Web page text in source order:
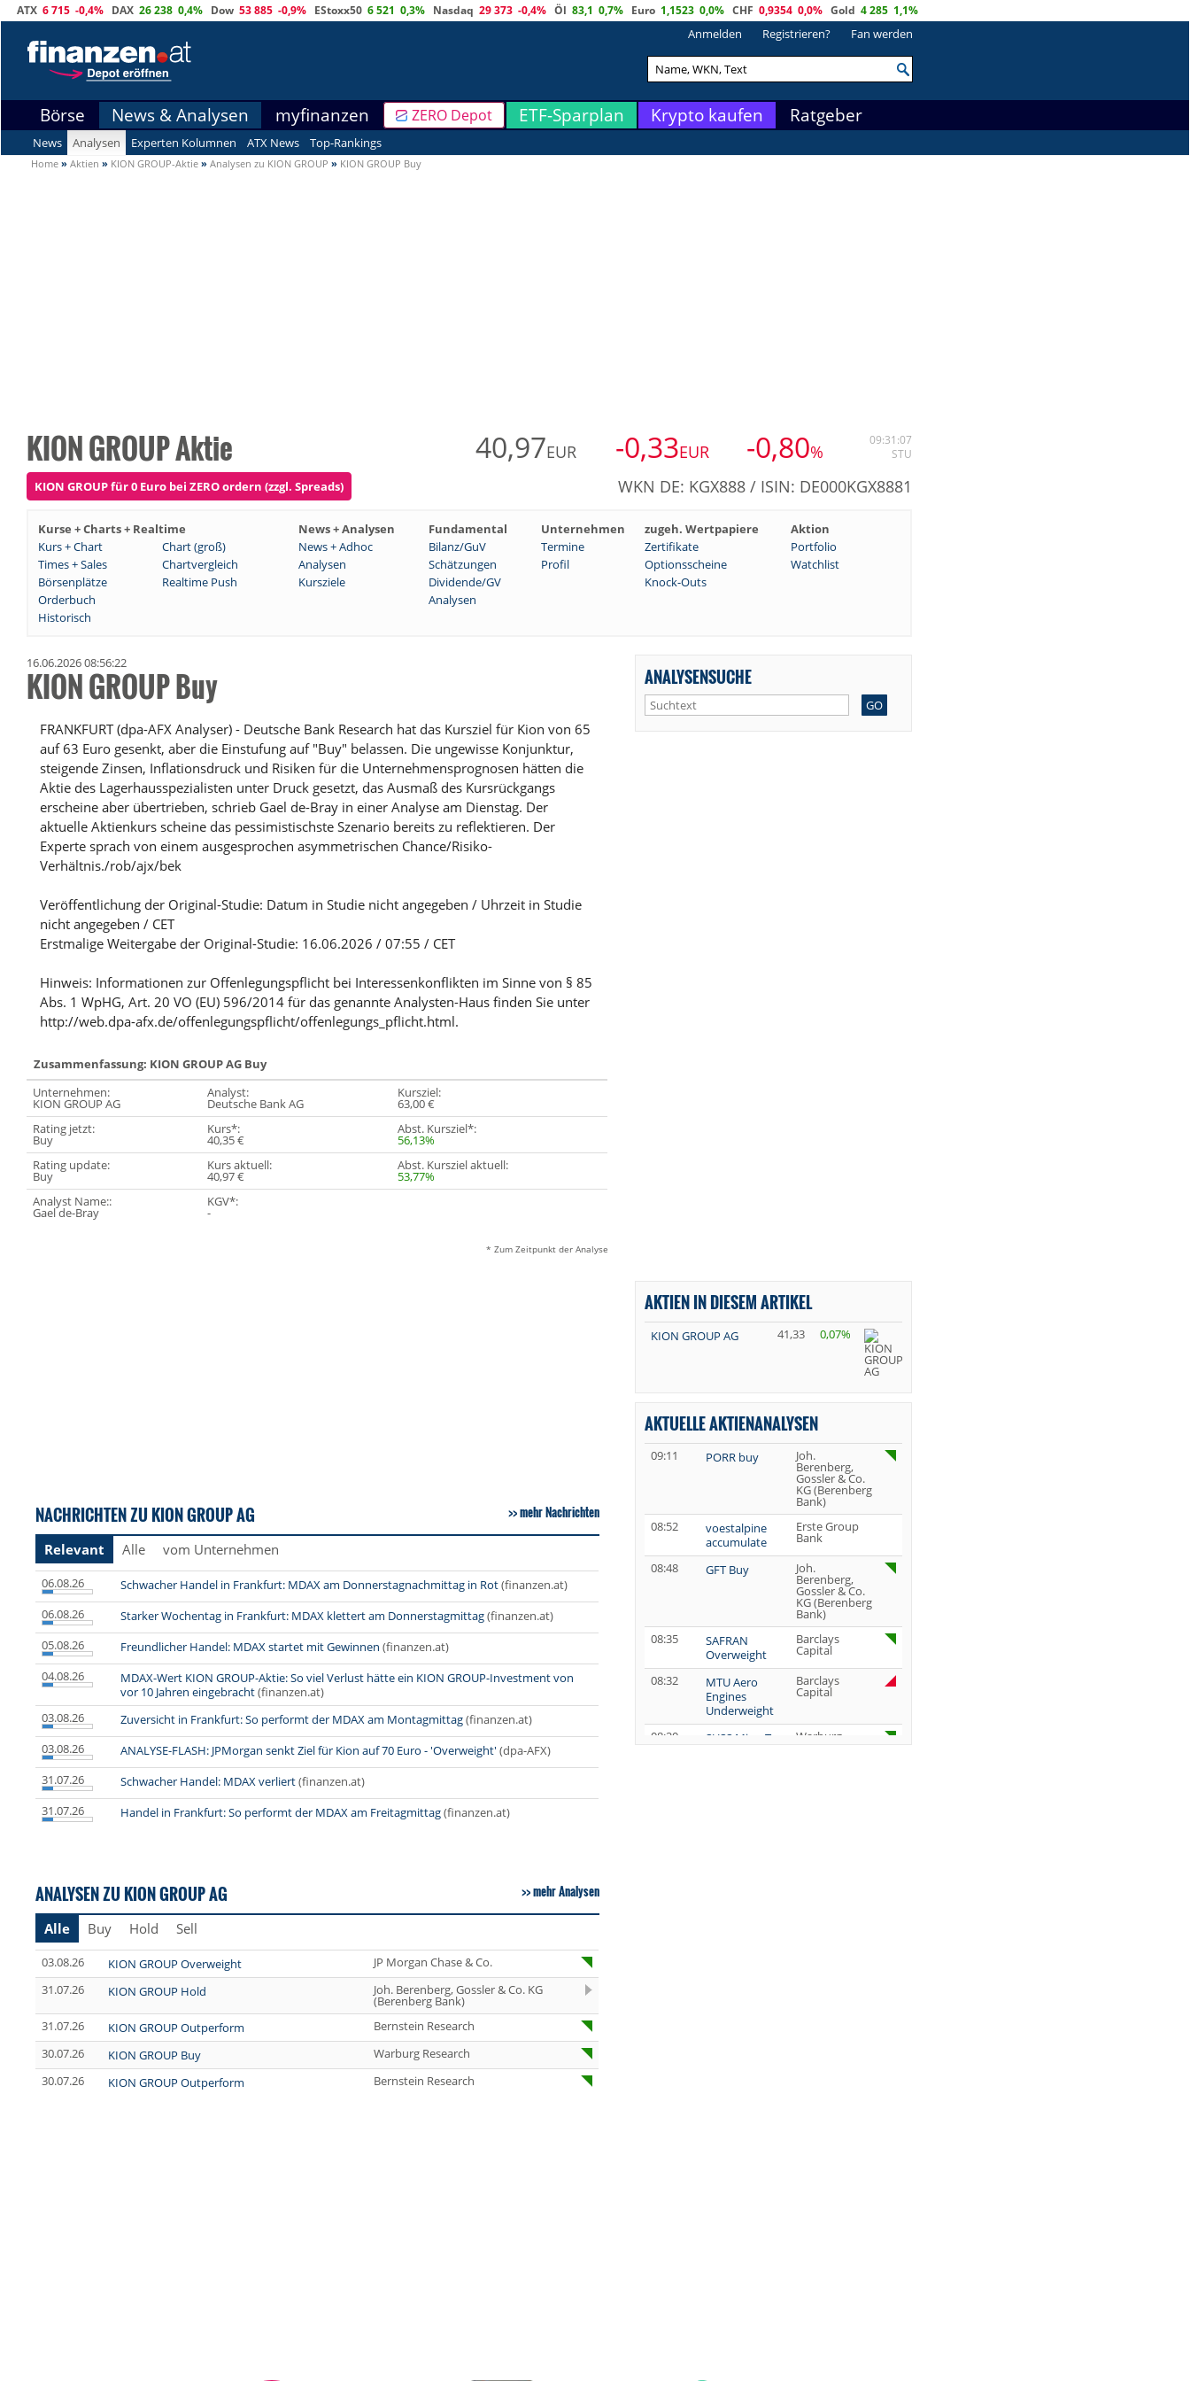
ATX 6 715 -0,4% DAX 26 238 0,4% Dow 53 885 -0,9% EStoxx50 6 521 0,3% Nasdaq 29 373 -0,4% Öl 83,1 0,7% Euro 1,1523 0,0% CHF 0,9354 0,0% Gold 4 285 1,1%
Anmelden Registrieren? Fan werden
Börse News & Analysen myfinanzen ZERO Depot ETF-Sparplan Krypto kaufen Ratgeber
News Analysen Experten Kolumnen ATX News Top-Rankings
Home » Aktien » KION GROUP-Aktie » Analysen zu KION GROUP » KION GROUP Buy
KION GROUP Aktie 40,97EUR -0,33EUR -0,80%
09:31:07
STU
KION GROUP für 0 Euro bei ZERO ordern (zzgl. Spreads) WKN DE: KGX888 / ISIN: DE000KGX8881
Kurse + Charts + Realtime News + Analysen Fundamental Unternehmen zugeh. Wertpapiere
Aktion
Kurs + Chart
Chart (groß) News + Adhoc Bilanz/GuV Termine Zertifikate
Portfolio
Times + Sales
Chartvergleich Analysen Schätzungen Profil Optionsscheine
Watchlist
Börsenplätze
Realtime Push Kursziele Dividende/GV
Knock-Outs
Orderbuch
Analysen
Historisch
16.06.2026 08:56:22
KION GROUP Buy
FRANKFURT (dpa-AFX Analyser) - Deutsche Bank Research hat das Kursziel für Kion von 65
auf 63 Euro gesenkt, aber die Einstufung auf "Buy" belassen. Die ungewisse Konjunktur,
steigende Zinsen, Inflationsdruck und Risiken für die Unternehmensprognosen hätten die
Aktie des Lagerhausspezialisten unter Druck gesetzt, das Ausmaß des Kursrückgangs
erscheine aber übertrieben, schrieb Gael de-Bray in einer Analyse am Dienstag. Der
aktuelle Aktienkurs scheine das pessimistischste Szenario bereits zu reflektieren. Der
Experte sprach von einem ausgesprochen asymmetrischen Chance/Risiko-
Verhältnis./rob/ajx/bek
Veröffentlichung der Original-Studie: Datum in Studie nicht angegeben / Uhrzeit in Studie
nicht angegeben / CET
Erstmalige Weitergabe der Original-Studie: 16.06.2026 / 07:55 / CET
Hinweis: Informationen zur Offenlegungspflicht bei Interessenkonflikten im Sinne von § 85
Abs. 1 WpHG, Art. 20 VO (EU) 596/2014 für das genannte Analysten-Haus finden Sie unter
http://web.dpa-afx.de/offenlegungspflicht/offenlegungs_pflicht.html.
Zusammenfassung: KION GROUP AG Buy
Unternehmen:
KION GROUP AG
Analyst:
Deutsche Bank AG
Kursziel:
63,00 €
Rating jetzt:
Buy
Kurs*:
40,35 €
Abst. Kursziel*:
56,13%
Rating update:
Buy
Kurs aktuell:
40,97 €
Abst. Kursziel aktuell:
53,77%
Analyst Name::
Gael de-Bray
KGV*:
-
* Zum Zeitpunkt der Analyse
NACHRICHTEN ZU KION GROUP AG mehr Nachrichten
Relevant Alle vom Unternehmen
06.08.26 Schwacher Handel in Frankfurt: MDAX am Donnerstagnachmittag in Rot(finanzen.at)
06.08.26
Starker Wochentag in Frankfurt: MDAX klettert am Donnerstagmittag(finanzen.at)
05.08.26
Freundlicher Handel: MDAX startet mit Gewinnen (finanzen.at)
04.08.26
MDAX-Wert KION GROUP-Aktie: So viel Verlust hätte ein KION GROUP-Investment von
vor 10 Jahren eingebracht(finanzen.at)
03.08.26
Zuversicht in Frankfurt: So performt der MDAX am Montagmittag(finanzen.at)
03.08.26
ANALYSE-FLASH: JPMorgan senkt Ziel für Kion auf 70 Euro - 'Overweight' (dpa-AFX)
31.07.26
Schwacher Handel: MDAX verliert(finanzen.at)
31.07.26
Handel in Frankfurt: So performt der MDAX am Freitagmittag(finanzen.at)
ANALYSEN ZU KION GROUP AG mehr Analysen
Alle Buy Hold Sell
03.08.26 KION GROUP Overweight
JP Morgan Chase & Co.
31.07.26
KION GROUP Hold Joh. Berenberg, Gossler & Co. KG
(Berenberg Bank)
31.07.26
KION GROUP Outperform
Bernstein Research
30.07.26
KION GROUP Buy
Warburg Research
30.07.26
KION GROUP Outperform Bernstein Research
ANALYSENSUCHE
GO
AKTIEN IN DIESEM ARTIKEL
KION GROUP AG 41,33 0,07%
AKTUELLE AKTIENANALYSEN
09:11 PORR buy Joh.
Berenberg,
Gossler & Co.
KG (Berenberg
Bank)
08:52
voestalpine
accumulate
Erste Group
Bank
08:48
GFT Buy Joh.
Berenberg,
Gossler & Co.
KG (Berenberg
Bank)
08:35
SAFRAN
Overweight
Barclays
Capital
08:32
MTU Aero
Engines
Underweight
Barclays
Capital
08:20
SUSS MicroTec
Warburg